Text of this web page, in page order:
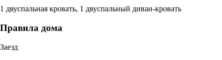
1 двуспальная кровать, 1 двуспальный диван-кровать
Правила дома
Заезд